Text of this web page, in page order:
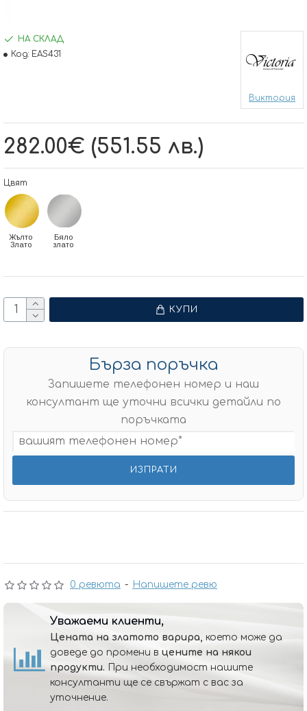
0 ревюта - Напишете ревю
282.00€ (551.55 лв.)
НА СКЛАД
Код: EAS431
Виктория
Цвят
Жълто
Злато
Бяло
злато
КУПИ
Бърза поръчка
Запишете телефонен номер и наш
консултант ще уточни всички детайли по
поръчката
Уважаеми клиенти,
Цената на златото варира, което може да
доведе до промени в цените на някои
продукти. При необходимост нашите
консултанти ще се свържат с вас за
уточнение.